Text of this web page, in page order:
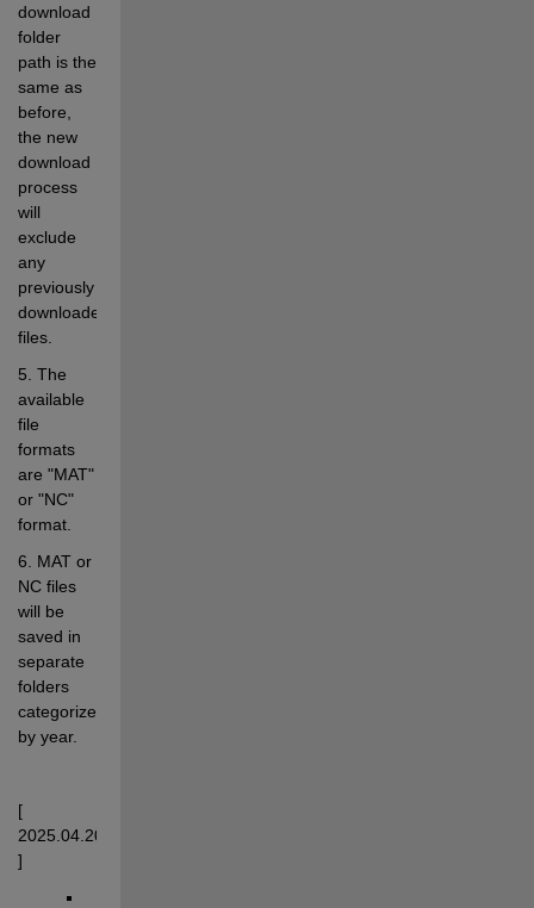
download
folder
path is the
same as
before,
the new
download
process
will
exclude
any
previously
downloaded
files.
5. The
available
file
formats
are "MAT"
or "NC"
format.
6. MAT or
NC files
will be
saved in
separate
folders
categorized
by year.
[
2025.04.20
]